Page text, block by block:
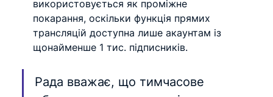
використовується як проміжне
покарання, оскільки функція прямих
трансляцій доступна лише акаунтам із
щонайменше 1 тис. підписників.
Рада вважає, що тимчасове